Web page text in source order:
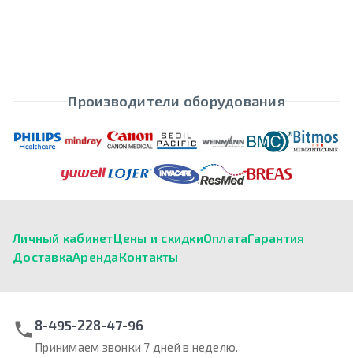
Производители оборудования
Личный кабинетЦены и скидкиОплатаГарантия
ДоставкаАрендаКонтакты
8-495-228-47-96
Принимаем звонки 7 дней в неделю.